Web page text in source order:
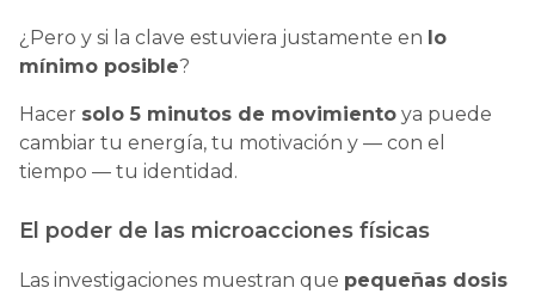
¿Pero y si la clave estuviera justamente en lo
mínimo posible?
Hacer solo 5 minutos de movimiento ya puede
cambiar tu energía, tu motivación y — con el
tiempo — tu identidad.
El poder de las microacciones físicas
Las investigaciones muestran que pequeñas dosis